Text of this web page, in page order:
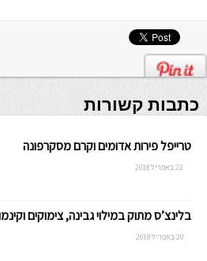
כתבות קשורות
טרייפל פירות אדומים וקרם מסקרפונה
22 באפריל 2018
בלינצ’ס מתוק במילוי גבינה, צימוקים
20 באפריל 2018